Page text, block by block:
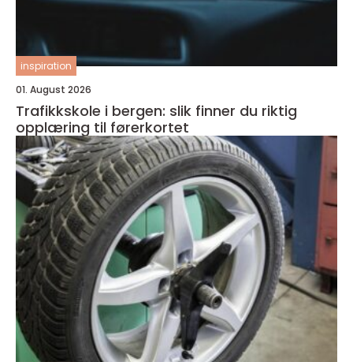
inspiration
01. August 2026
Trafikkskole i bergen: slik finner du riktig
opplæring til førerkortet